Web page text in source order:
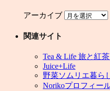
アーカイブ
関連サイト
Tea & Life 旅と紅
Juice+Life
野菜ソムリエ暮ら
Norikoプロフィー